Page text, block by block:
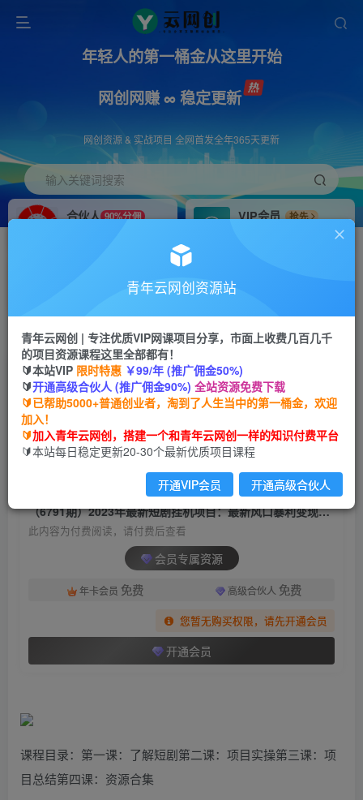
年轻人的第一桶金从这里开始
网创网赚 ∞ 稳定更新
网创资源 & 实战项目 全网首发全年365天更新
输入关键词搜索
合伙人 90%分佣
VIP会员
抢先
搭建同款网站，自己当老板
首页 创业课程 会员专属 正文
（6791期）2023年最新短剧挂机项目：最新风口
暴利变现项目
青年云网创
2年前发布
关注 私信
（6791期）2023年最新短剧挂机项目：最新风口暴利变现项目
此内容为付费阅读，请付费后查看
会员专属资源
年卡会员 免费 高级合伙人 免费
您暂无购买权限，请先开通会员
开通会员
课程目录：第一课：了解短剧第二课：项目实操第三课：项
目总结第四课：资源合集
青年云网创资源站
青年云网创 | 专注优质VIP网课项目分享，市面上收费几百几千
的项目资源课程这里全部都有！
🔰本站VIP 限时特惠 ￥99/年 (推广佣金50%)
🔰开通高级合伙人 (推广佣金90%) 全站资源免费下载
🔰已帮助5000+普通创业者，淘到了人生当中的第一桶金，欢迎
加入！
🔰加入青年云网创，搭建一个和青年云网创一样的知识付费平台
🔰本站每日稳定更新20-30个最新优质项目课程
开通VIP会员 开通高级合伙人